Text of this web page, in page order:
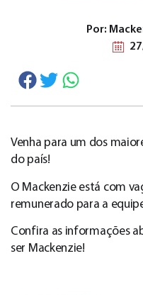
Por:
Venha para um dos
do país!
O Mackenzie está com
remunerado para a
Confira as informações
ser Mackenzie!